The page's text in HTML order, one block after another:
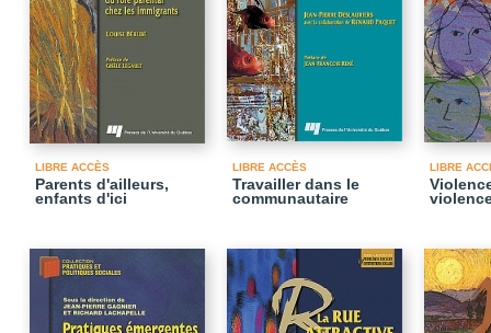
LIBRE ACCÈS
Parents d'ailleurs,
enfants d'ici
LIBRE ACCÈS
Travailler dans le
communautaire
LIBRE